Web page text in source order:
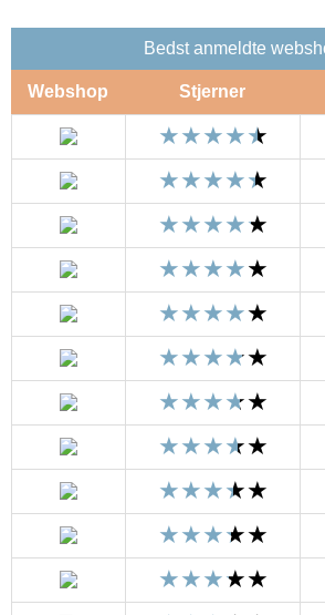
Bedst anmeldte
Webshop Stjerner